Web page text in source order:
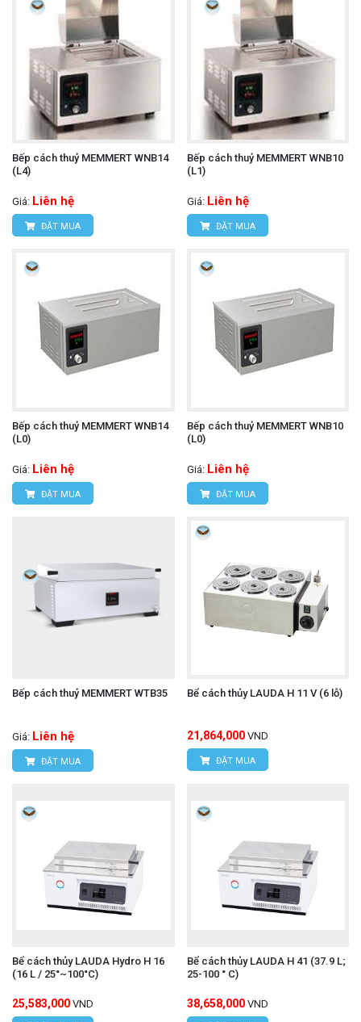
Bếp cách thuỷ MEMMERT WNB14
(L4)
Giá: Liên hệ
ĐẶT MUA
Bếp cách thuỷ MEMMERT WNB10
(L1)
Giá: Liên hệ
ĐẶT MUA
Bếp cách thuỷ MEMMERT WNB14
(L0)
Giá: Liên hệ
ĐẶT MUA
Bếp cách thuỷ MEMMERT WNB10
(L0)
Giá: Liên hệ
ĐẶT MUA
Bếp cách thuỷ MEMMERT WTB35
Giá: Liên hệ
ĐẶT MUA
Bể cách thủy LAUDA H 11 V (6 lỗ)
21,864,000 VND
ĐẶT MUA
Bể cách thủy LAUDA Hydro H 16
(16 L / 25°~100°C)
25,583,000 VND
Bể cách thủy LAUDA H 41 (37.9 L;
25-100 ° C)
38,658,000 VND